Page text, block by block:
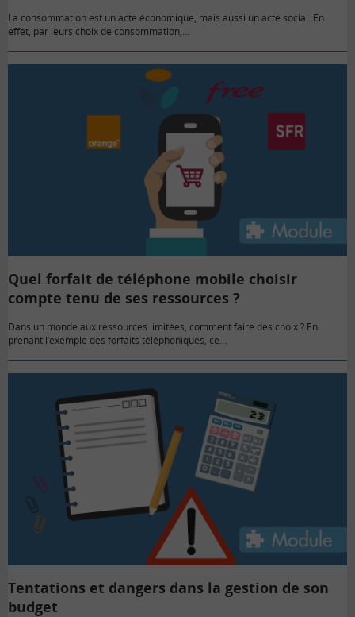
La consommation est un acte économique, mais aussi un acte social. En
effet, par leurs choix de consommation,…
Quel forfait de téléphone mobile choisir
compte tenu de ses ressources ?
Dans un monde aux ressources limitées, comment faire des choix ? En
prenant l’exemple des forfaits téléphoniques, ce…
Tentations et dangers dans la gestion de son
budget